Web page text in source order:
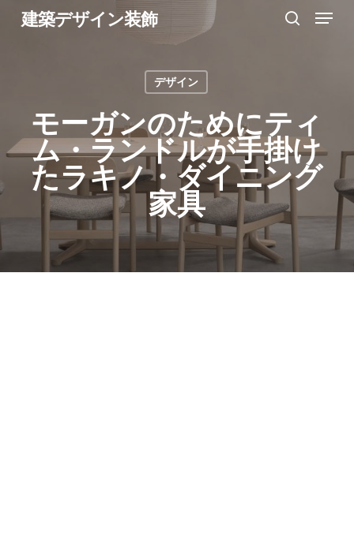
Skip建築デザイン装飾 Menu
デザイン
モーガンのためにティ
ム・ランドルが手掛け
たラキノ・ダイニング
家具